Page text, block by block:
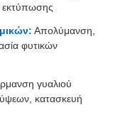
Απολύμανση,
φυτικών
γυαλιού
κατασκευή